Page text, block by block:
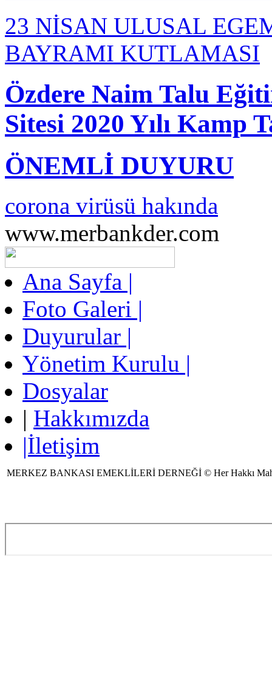
23 NİSAN ULUSAL
BAYRAMI KUTLAMASI
Özdere Naim Talu
Sitesi 2020 Yılı Kamp
ÖNEMLİ DUYURU
corona virüsü hakında
www.merbankder.com
Ana Sayfa |
Foto Galeri |
Duyurular |
Yönetim Kurulu |
Dosyalar
| Hakkımızda
|İletişim
MERKEZ BANKASI EMEKLİLERİ DERNEĞİ © Her Hakkı